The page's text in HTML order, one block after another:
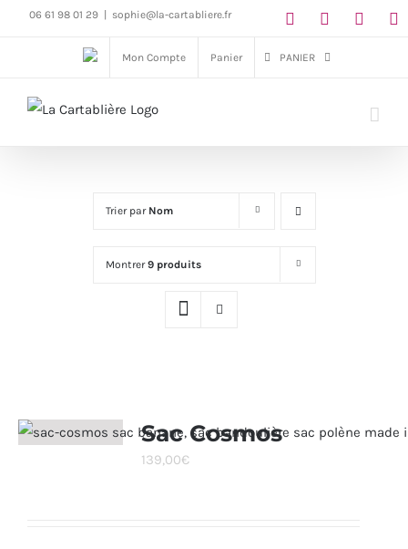
Passer06 61 98 01 29 sophie@la-cartabliere.fr
Mon Compte Panier PANIER
Trier par Nom
Montrer9 produits
Sac Cosmos
139,00€